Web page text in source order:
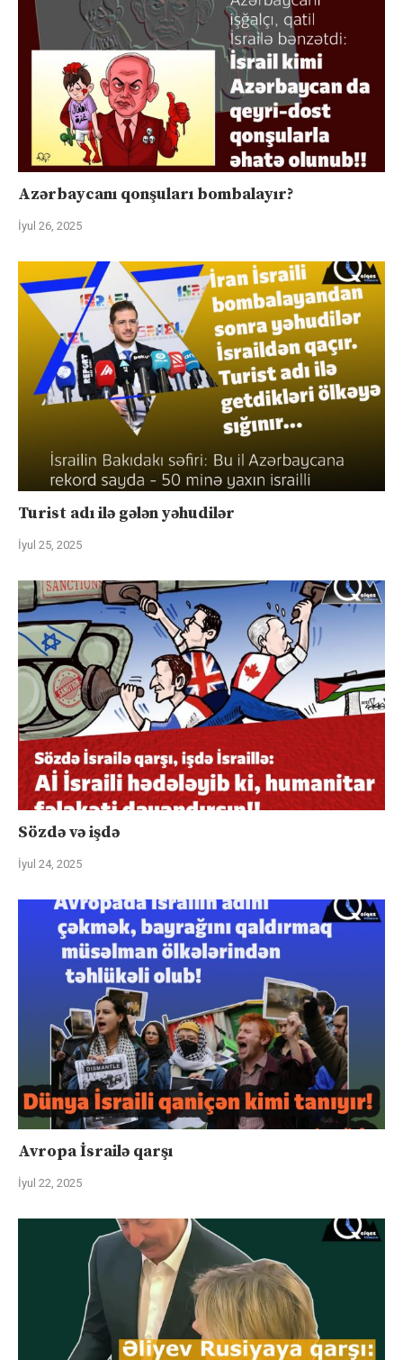
Azərbaycanı qonşuları bombalayır?
İyul 26, 2025
Turist adı ilə gələn yəhudilər
İyul 25, 2025
Sözdə və işdə
İyul 24, 2025
Avropa İsrailə qarşı
İyul 22, 2025